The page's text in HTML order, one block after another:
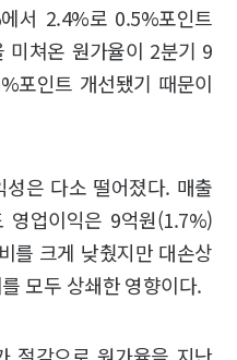
서 2.4%로 0.5%포인트
미쳐온 원가율이 2분기 9
포인트 개선됐기 때문이
은 다소 떨어졌다. 매출
업이익은 9억원(1.7%)
를 크게 낮췄지만 대손상
모두 상쇄한 영향이다.